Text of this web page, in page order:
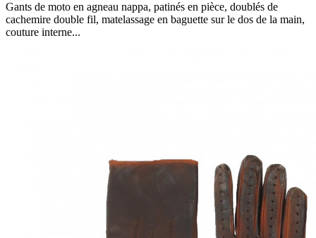
Gants de moto en agneau nappa, patinés en pièce, doublés de
cachemire double fil, matelassage en baguette sur le dos de la main,
couture interne...